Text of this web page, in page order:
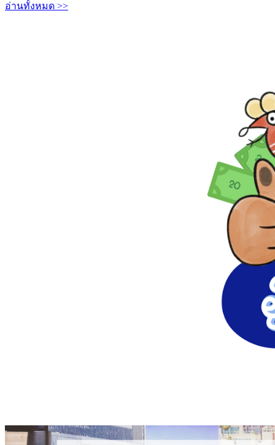
อ่านทั้งหมด >>